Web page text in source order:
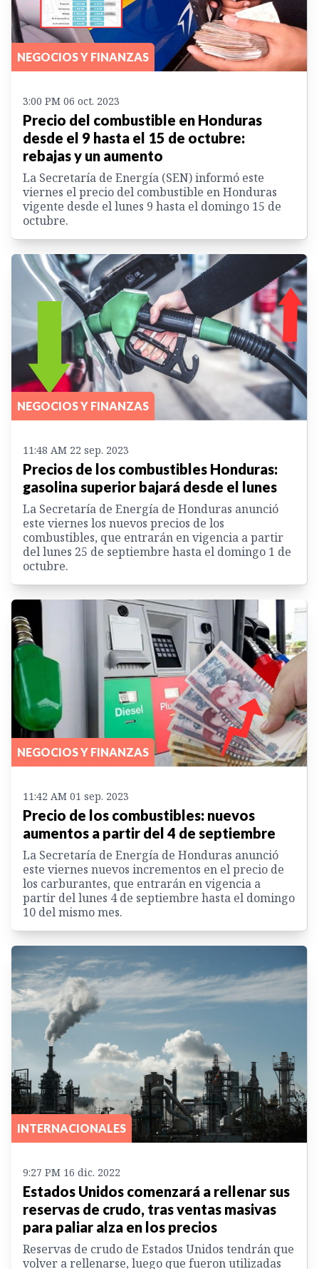
NEGOCIOS Y FINANZAS
3:00 PM 06 oct. 2023
Precio del combustible en Honduras
desde el 9 hasta el 15 de octubre:
rebajas y un aumento
La Secretaría de Energía (SEN) informó este
viernes el precio del combustible en Honduras
vigente desde el lunes 9 hasta el domingo 15 de
octubre.
NEGOCIOS Y FINANZAS
11:48 AM 22 sep. 2023
Precios de los combustibles Honduras:
gasolina superior bajará desde el lunes
La Secretaría de Energía de Honduras anunció
este viernes los nuevos precios de los
combustibles, que entrarán en vigencia a partir
del lunes 25 de septiembre hasta el domingo 1 de
octubre.
NEGOCIOS Y FINANZAS
11:42 AM 01 sep. 2023
Precio de los combustibles: nuevos
aumentos a partir del 4 de septiembre
La Secretaría de Energía de Honduras anunció
este viernes nuevos incrementos en el precio de
los carburantes, que entrarán en vigencia a
partir del lunes 4 de septiembre hasta el domingo
10 del mismo mes.
INTERNACIONALES
9:27 PM 16 dic. 2022
Estados Unidos comenzará a rellenar sus
reservas de crudo, tras ventas masivas
para paliar alza en los precios
Reservas de crudo de Estados Unidos tendrán que
volver a rellenarse, luego que fueron utilizadas